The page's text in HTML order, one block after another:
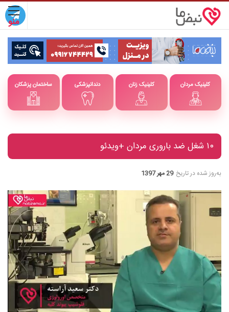
ساختمان پزشکان دندانپزشکی کلینیک زنان کلینیک مردان
۱۰ شغل ضد باروری مردان +ویدئو
به‌روز شده در تاریخ 29 مهر 1397